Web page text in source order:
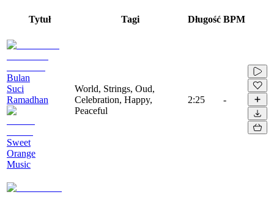
Tytuł Tagi Długość BPM
Bulan
Suci
Ramadhan
Sweet
Orange
Music
World, Strings, Oud,
Celebration, Happy,
Peaceful
2:25 -